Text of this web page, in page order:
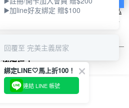
網站使用 cookie 方式之詳情，及若您不希
電腦的 cookie 設定，請參閱本網站「
隱私
用本網站即表示您同意本公司得按本網站使
我知道了
▶️加line好友綁定 贈$100
回覆至 完美主義居家
綁定LINE🤍馬上折100！
連結 LINE 帳號